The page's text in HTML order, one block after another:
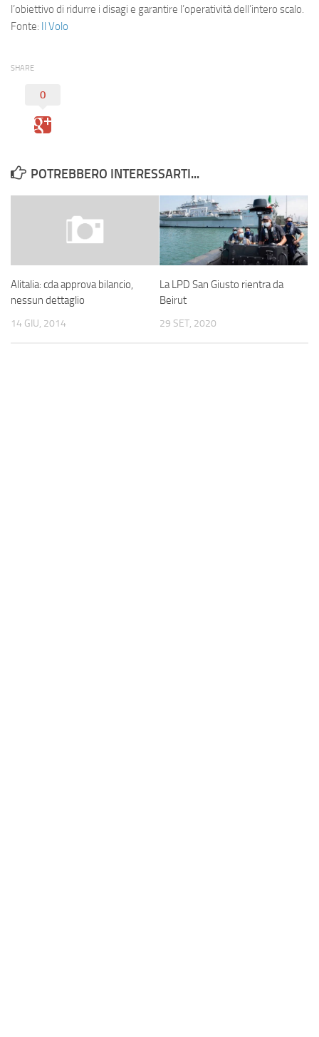
l’obiettivo di ridurre i disagi e garantire l’operatività dell’intero scalo.
Fonte: Il Volo
SHARE
0
POTREBBERO INTERESSARTI...
Alitalia: cda approva bilancio,
nessun dettaglio
14 GIU, 2014
La LPD San Giusto rientra da
Beirut
29 SET, 2020